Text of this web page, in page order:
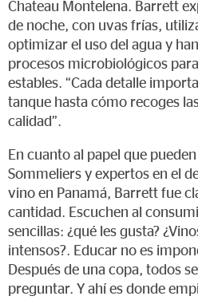
Chateau Montelena. Barrett
de noche, con uvas frías,
optimizar el uso del agua y
procesos microbiológicos
estables. “Cada detalle
tanque hasta cómo recoges
calidad”.
En cuanto al papel que
Sommeliers y expertos en el
vino en Panamá, Barrett fue
cantidad. Escuchen al
sencillas: ¿qué les gusta?
intensos?. Educar no es
Después de una copa, todos
preguntar. Y ahí es donde